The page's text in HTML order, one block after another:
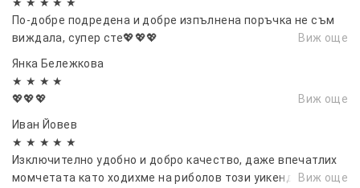
По-добре подредена и добре изпълнена поръчка не съм
виждала, супер сте💖💖💖
Виж още
Янка Бележкова
★ ★ ★ ★
💖💖💖
Виж още
Иван Йовев
★ ★ ★ ★ ★
Изключително удобно и добро качество, даже впечатлих
момчетата като ходихме на риболов този уикенд!
Виж още